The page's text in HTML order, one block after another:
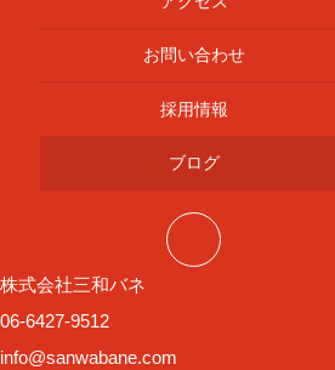
お問い合わせ
採用情報
ブログ
株式会社三和バネ
06-6427-9512
info@sanwabane.com